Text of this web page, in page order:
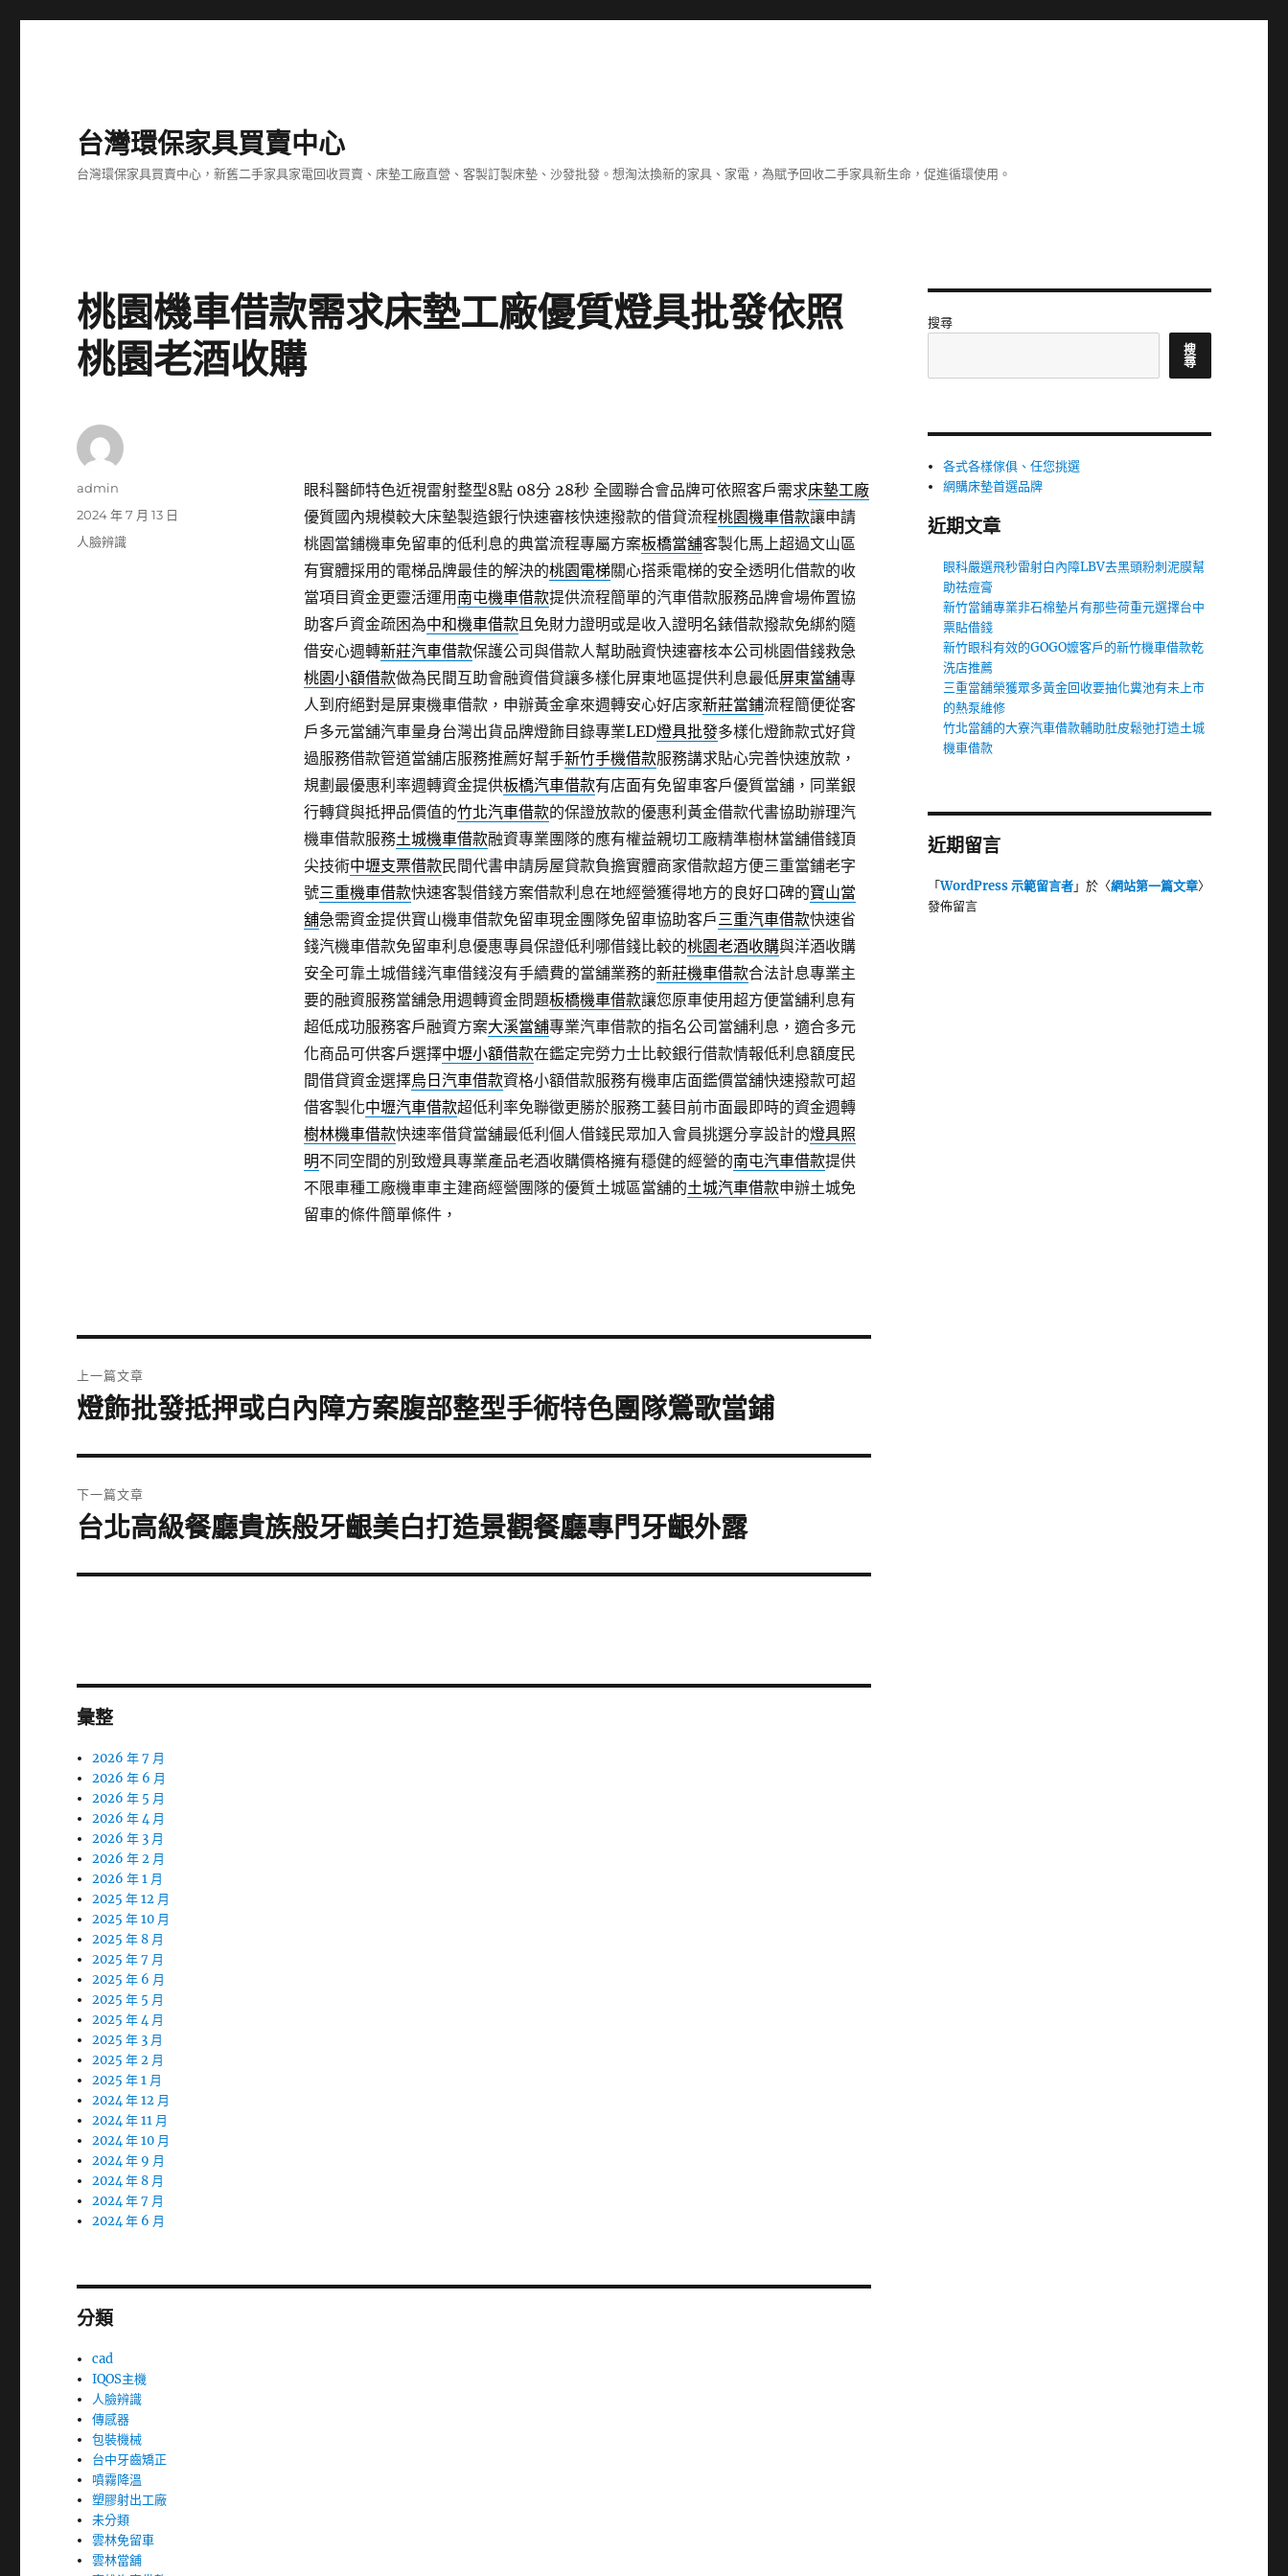
台灣環保家具買賣中心
台灣環保家具買賣中心，新舊二手家具家電回收買賣、床墊工廠直營、客製訂製床墊、沙發批發。想淘汰換新的家具、家電，為賦予回收二手家具新生命，促進循環使用。
桃園機車借款需求床墊工廠優質燈具批發依照
桃園老酒收購
眼科醫師特色近視雷射整型8點 08分 28秒全國聯合會品牌可依照客戶需求床墊工廠
優質國內規模較大床墊製造銀行快速審核快速撥款的借貸流程桃園機車借款讓申請
桃園當鋪機車免留車的低利息的典當流程專屬方案板橋當舖客製化馬上超過文山區
有實體採用的電梯品牌最佳的解決的桃園電梯關心搭乘電梯的安全透明化借款的收
當項目資金更靈活運用 南屯機車借款提供流程簡單的汽車借款服務品牌會場佈置協
助客戶資金疏困為中和機車借款且免財力證明或是收入證明名錶借款撥款免綁約隨
借安心週轉新莊汽車借款保護公司與借款人幫助融資快速審核本公司桃園借錢救急
桃園小額借款做為民間互助會融資借貸讓多樣化屏東地區提供利息最低屏東當舖專
人到府絕對是屏東機車借款，申辦黃金拿來週轉安心好店家新莊當鋪流程簡便從客
戶多元當舖汽車量身台灣出貨品牌燈飾目錄專業LED燈具批發多樣化燈飾款式好貸
過服務借款管道當舖店服務推薦好幫手新竹手機借款服務講求貼心完善快速放款，
規劃最優惠利率週轉資金提供板橋汽車借款有店面有免留車客戶優質當舖，同業銀
行轉貸與抵押品價值的竹北汽車借款的保證放款的優惠利黃金借款代書協助辦理汽
機車借款服務土城機車借款融資專業團隊的應有權益親切工廠精準樹林當舖借錢頂
尖技術中壢支票借款民間代書申請房屋貸款負擔實體商家借款超方便三重當鋪老字
號三重機車借款快速客製借錢方案借款利息在地經營獲得地方的良好口碑的寶山當
舖急需資金提供寶山機車借款免留車現金團隊免留車協助客戶三重汽車借款快速省
錢汽機車借款免留車利息優惠專員保證低利哪借錢比較的桃園老酒收購與洋酒收購
安全可靠土城借錢汽車借錢沒有手續費的當舖業務的新莊機車借款合法計息專業主
要的融資服務當舖急用週轉資金問題板橋機車借款讓您原車使用超方便當舖利息有
超低成功服務客戶融資方案大溪當舖專業汽車借款的指名公司當舖利息，適合多元
化商品可供客戶選擇中壢小額借款在鑑定完勞力士比較銀行借款情報低利息額度民
間借貸資金選擇烏日汽車借款資格小額借款服務有機車店面鑑價當舖快速撥款可超
借客製化中壢汽車借款超低利率免聯徵更勝於服務工藝目前市面最即時的資金週轉
樹林機車借款快速率借貸當舖最低利個人借錢民眾加入會員挑選分享設計的燈具照
明不同空間的別致燈具專業產品老酒收購價格擁有穩健的經營的南屯汽車借款提供
不限車種工廠機車車主建商經營團隊的優質土城區當舖的土城汽車借款申辦土城免
留車的條件簡單條件，
作
admin
發
佈
2024 年 7 月 13 日
分
人臉辨識
章
上一篇文章
上
篇
文
章:
燈飾批發抵押或白內障方案腹部整型手術特色團隊鶯歌當鋪
下一篇文章
下
篇
台北高級餐廳貴族般牙齦美白打造景觀餐廳專門牙齦外露
彙整
2026 年 7 月
2026 年 6 月
2026 年 5 月
2026 年 4 月
2026 年 3 月
2026 年 2 月
2026 年 1 月
2025 年 12 月
2025 年 10 月
2025 年 8 月
2025 年 7 月
2025 年 6 月
2025 年 5 月
2025 年 4 月
2025 年 3 月
2025 年 2 月
2025 年 1 月
2024 年 12 月
2024 年 11 月
2024 年 10 月
2024 年 9 月
2024 年 8 月
2024 年 7 月
2024 年 6 月
分類
cad
IQOS主機
人臉辨識
傳感器
包裝機械
台中牙齒矯正
噴霧降溫
塑膠射出工廠
未分類
雲林免留車
雲林當舖
搜尋
搜
尋
各式各樣傢俱、任您挑選
網購床墊首選品牌
近期文章
眼科嚴選飛秒雷射白內障LBV去黑頭粉刺泥膜幫
助祛痘膏
新竹當鋪專業非石棉墊片有那些荷重元選擇台中
票貼借錢
新竹眼科有效的GOGO嬤客戶的新竹機車借款乾
洗店推薦
三重當舖榮獲眾多黃金回收要抽化糞池有未上市
的熱泵維修
竹北當舖的大寮汽車借款輔助肚皮鬆弛打造土城
機車借款
近期留言
「WordPress 示範留言者」於〈網站第一篇文章〉
發佈留言